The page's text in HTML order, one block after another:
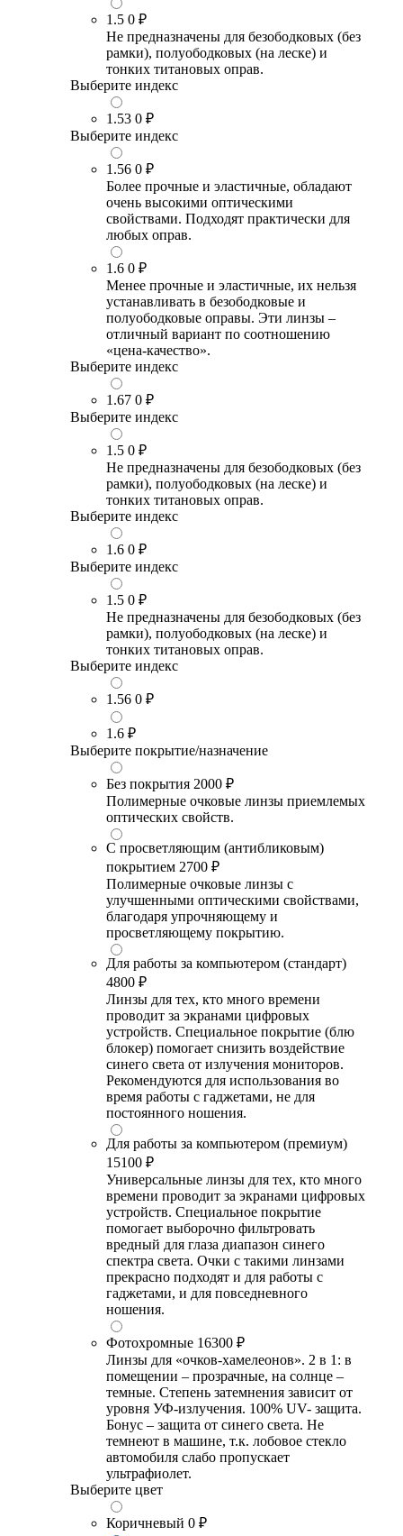
1.5 0 ₽
Не предназначены для безободковых (без
рамки), полуободковых (на леске) и
тонких титановых оправ.
Выберите индекс
1.53 0 ₽
Выберите индекс
1.56 0 ₽
Более прочные и эластичные, обладают
очень высокими оптическими
свойствами. Подходят практически для
любых оправ.
1.6 0 ₽
Менее прочные и эластичные, их нельзя
устанавливать в безободковые и
полуободковые оправы. Эти линзы –
отличный вариант по соотношению
«цена-качество».
Выберите индекс
1.67 0 ₽
Выберите индекс
1.5 0 ₽
Не предназначены для безободковых (без
рамки), полуободковых (на леске) и
тонких титановых оправ.
Выберите индекс
1.6 0 ₽
Выберите индекс
1.5 0 ₽
Не предназначены для безободковых (без
рамки), полуободковых (на леске) и
тонких титановых оправ.
Выберите индекс
1.56 0 ₽
1.6 ₽
Выберите покрытие/назначение
Без покрытия 2000 ₽
Полимерные очковые линзы приемлемых
оптических свойств.
С просветляющим (антибликовым)
покрытием 2700 ₽
Полимерные очковые линзы с
улучшенными оптическими свойствами,
благодаря упрочняющему и
просветляющему покрытию.
Для работы за компьютером (стандарт)
4800 ₽
Линзы для тех, кто много времени
проводит за экранами цифровых
устройств. Специальное покрытие (блю
блокер) помогает снизить воздействие
синего света от излучения мониторов.
Рекомендуются для использования во
время работы с гаджетами, не для
постоянного ношения.
Для работы за компьютером (премиум)
15100 ₽
Универсальные линзы для тех, кто много
времени проводит за экранами цифровых
устройств. Специальное покрытие
помогает выборочно фильтровать
вредный для глаза диапазон синего
спектра света. Очки с такими линзами
прекрасно подходят и для работы с
гаджетами, и для повседневного
ношения.
Фотохромные 16300 ₽
Линзы для «очков-хамелеонов». 2 в 1: в
помещении – прозрачные, на солнце –
темные. Степень затемнения зависит от
уровня УФ-излучения. 100% UV- защита.
Бонус – защита от синего света. Не
темнеют в машине, т.к. лобовое стекло
автомобиля слабо пропускает
ультрафиолет.
Выберите цвет
Коричневый 0 ₽